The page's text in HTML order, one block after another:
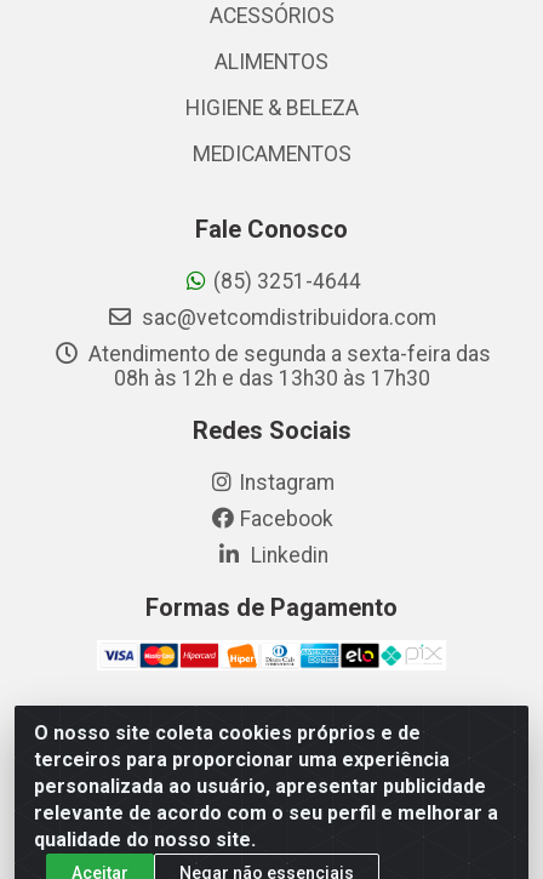
O nosso site coleta cookies próprios e de
terceiros para proporcionar uma experiência
personalizada ao usuário, apresentar publicidade
relevante de acordo com o seu perfil e melhorar a
qualidade do nosso site.
Aceitar Negar não essenciais
ACESSÓRIOS
ALIMENTOS
HIGIENE & BELEZA
MEDICAMENTOS
Fale Conosco
(85) 3251-4644
sac@vetcomdistribuidora.com
Atendimento de segunda a sexta-feira das
08h às 12h e das 13h30 às 17h30
Redes Sociais
Instagram
Facebook
Linkedin
Formas de Pagamento
Vetcom Distribuidora de Rações LTDA - Rua Maximiano
Barreto, 1040 - Barroso, Fortaleza/CE - CEP 60.863-260
- CNPJ 26.133.872/0001-11